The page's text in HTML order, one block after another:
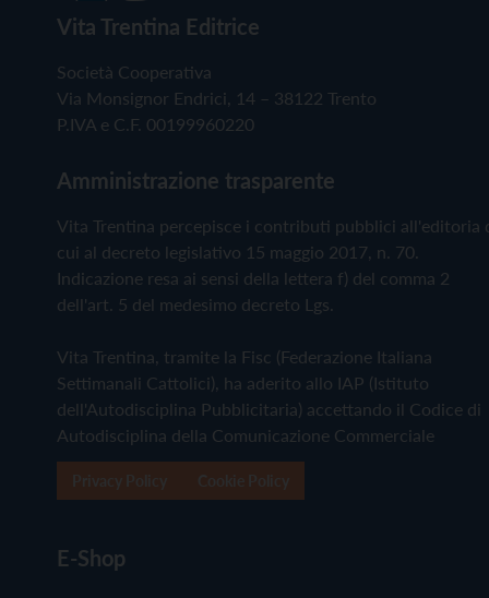
Vita Trentina Editrice
Società Cooperativa
Via Monsignor Endrici, 14 – 38122 Trento
P.IVA e C.F. 00199960220
Amministrazione trasparente
Vita Trentina percepisce i contributi pubblici all'editoria
cui al decreto legislativo 15 maggio 2017, n. 70.
Indicazione resa ai sensi della lettera f) del comma 2
dell'art. 5 del medesimo decreto Lgs.
Vita Trentina, tramite la Fisc (Federazione Italiana
Settimanali Cattolici), ha aderito allo IAP (Istituto
dell'Autodisciplina Pubblicitaria) accettando il Codice di
Autodisciplina della Comunicazione Commerciale
E-Shop